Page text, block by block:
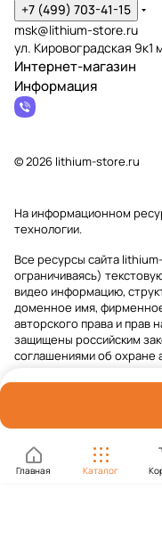
Главная Каталог
+7 (499) 703-41-15
msk@lithium-store.ru
ул. Кировоградская 9к1
Интернет-магазин
Информация
© 2026 lithium-store.ru
На информационном
технологии.
Все ресурсы сайта
ограничиваясь)
видео информацию,
доменное имя,
авторского права и прав
защищены российским
соглашениями об охране